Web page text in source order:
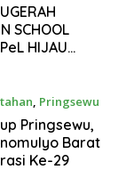
SCHOOL
HIJAU
, Pringsewu
Pringsewu,
Barat
Ke-29